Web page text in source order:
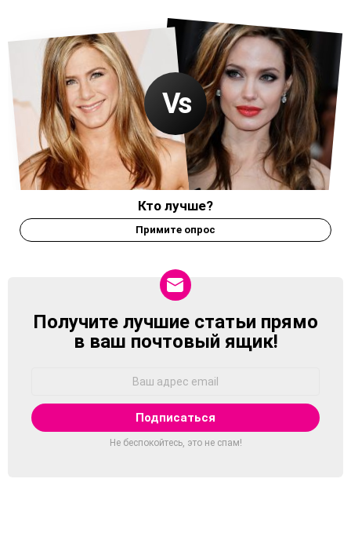
Кто лучше?
Примите опрос
NEWSLETTER
Получите лучшие статьи прямо
в ваш почтовый ящик!
Не беспокойтесь, это не спам!